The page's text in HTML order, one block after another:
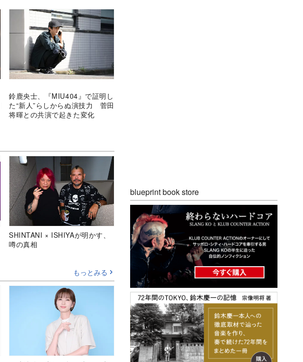
鈴鹿央士、『MIU404』で証明し
た“新人”らしからぬ演技力 菅田
将暉との共演で起きた変化
SHINTANI × ISHIYAが明かす、
噂の真相
もっとみる
blueprint book store